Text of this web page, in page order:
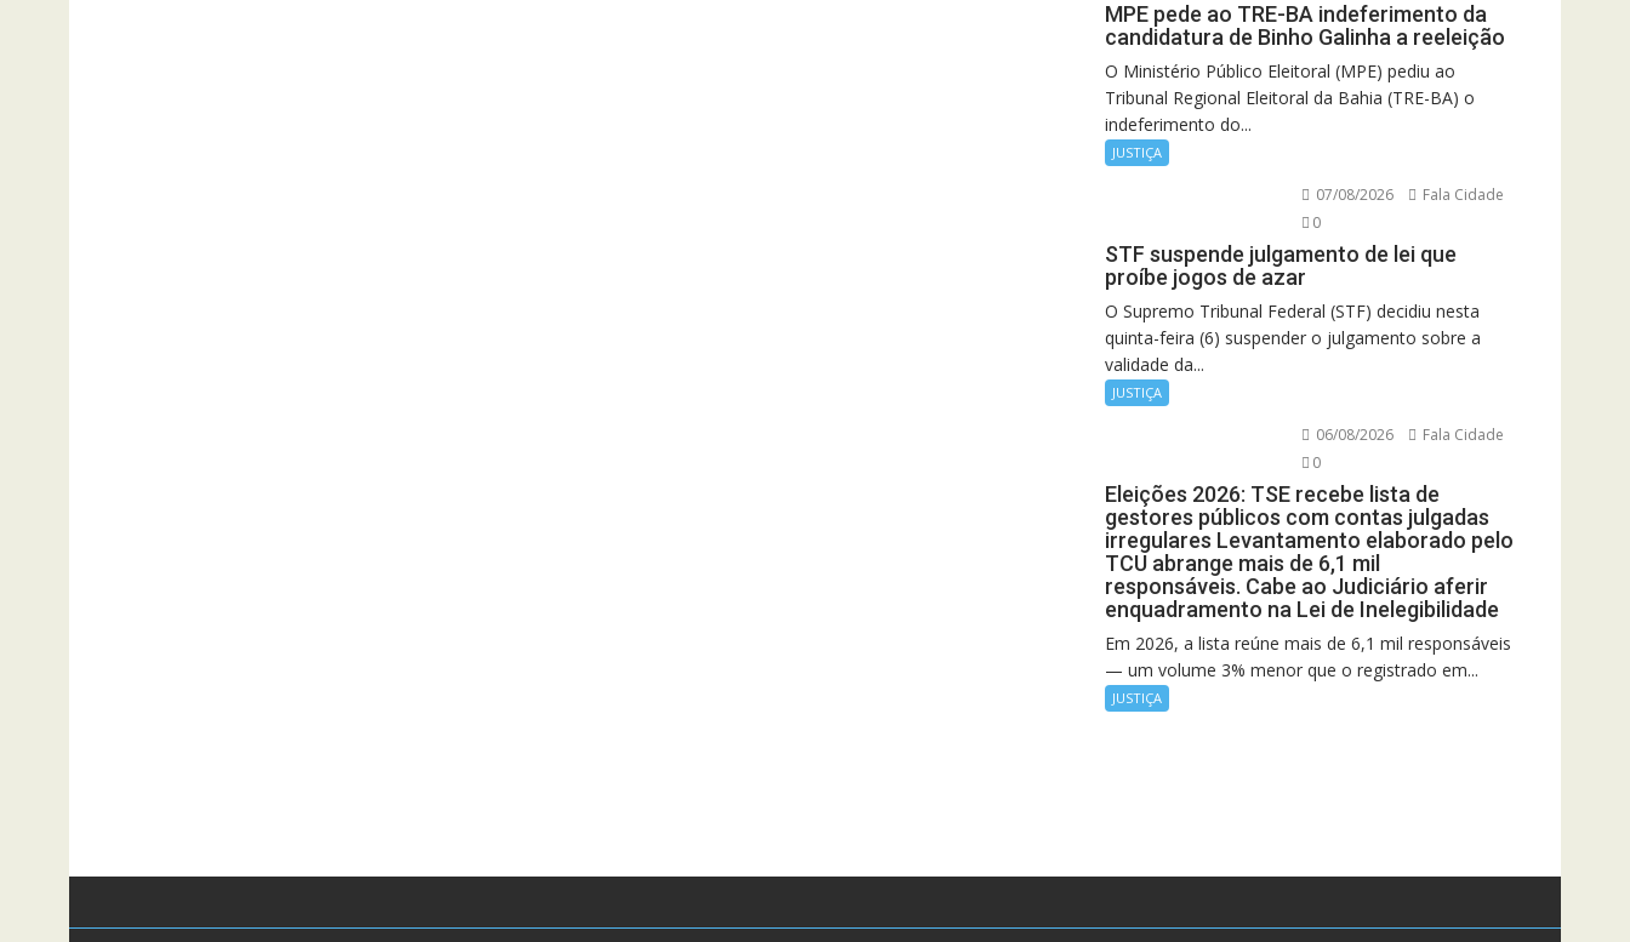
MPE pede ao TRE-BA indeferimento da
candidatura de Binho Galinha a reeleição
O Ministério Público Eleitoral (MPE) pediu ao
Tribunal Regional Eleitoral da Bahia (TRE-BA) o
indeferimento do...
JUSTIÇA
07/08/2026
Fala Cidade
0
STF suspende julgamento de lei que
proíbe jogos de azar
O Supremo Tribunal Federal (STF) decidiu nesta
quinta-feira (6) suspender o julgamento sobre a
validade da...
JUSTIÇA
06/08/2026
Fala Cidade
0
Eleições 2026: TSE recebe lista de
gestores públicos com contas julgadas
irregulares Levantamento elaborado pelo
TCU abrange mais de 6,1 mil
responsáveis. Cabe ao Judiciário aferir
enquadramento na Lei de Inelegibilidade
Em 2026, a lista reúne mais de 6,1 mil responsáveis
— um volume 3% menor que o registrado em...
JUSTIÇA